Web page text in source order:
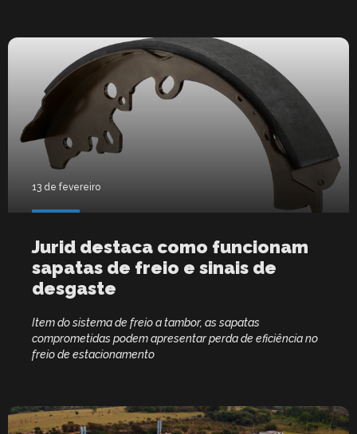
13 de fevereiro
Jurid destaca como funcionam
sapatas de freio e sinais de
desgaste
Item do sistema de freio a tambor, as sapatas
comprometidas podem apresentar perda de eficiência no
freio de estacionamento